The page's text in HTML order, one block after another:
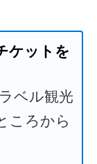
ケットを
ベル観光
ころから